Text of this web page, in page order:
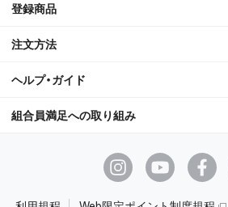
登録商品
注文方法
ヘルプ・ガイド
組合員満足への取り組み